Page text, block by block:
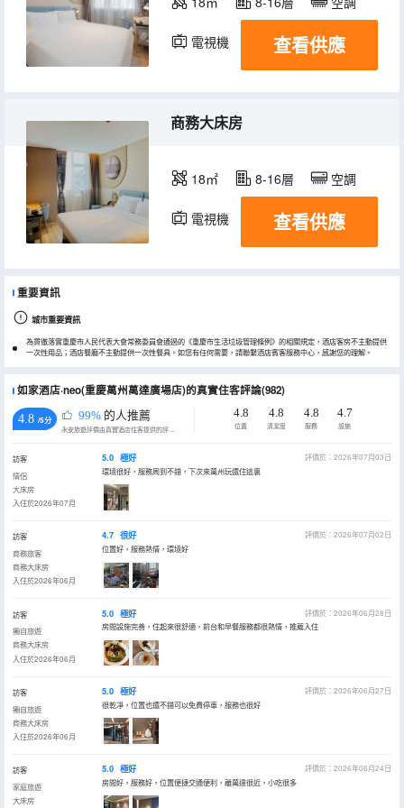
電視機 查看供應
商務大床房
18㎡ 8-16層 空調
電視機 查看供應
重要資訊
城市重要資訊
為貫徹落實重慶市人民代表大會常務委員會通過的《重慶市生活垃圾管理條例》的相關規定，酒店客房不主動提供
一次性用品；酒店餐廳不主動提供一次性餐具。如您有任何需要，請聯繫酒店賓客服務中心，感謝您的理解。
如家酒店·neo(重慶萬州萬達廣場店)的真實住客評論(982)
4.8 /5分 99% 的人推薦
永安旅遊評價由真實酒店住客提供的評價。
4.8
位置
4.8
清潔度
4.8
服務
4.7
設施
訪客
情侶
大床房
入住於2026年07月
5.0 極好
評價於：2026年07月03日
環境很好，服務周到不錯，下次來萬州玩還住這裏
訪客
商務旅客
商務大床房
入住於2026年06月
4.7 很好
評價於：2026年07月02日
位置好，服務熱情，環境好
訪客
獨自旅遊
商務大床房
入住於2026年06月
5.0 極好
評價於：2026年06月28日
房間設施完善，住起來很舒適，前台和早餐服務都很熱情，推薦入住
訪客
獨自旅遊
商務大床房
入住於2026年06月
5.0 極好
評價於：2026年06月27日
很乾凈，位置也還不錯可以免費停車，服務也很好
訪客
家庭旅遊
大床房
5.0 極好
評價於：2026年06月24日
房間好，服務好，位置便捷交通便利，離萬達很近，小吃很多